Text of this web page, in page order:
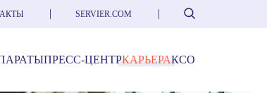
SERVIER.COM Поиск
ПРЕСС-ЦЕНТРКАРЬЕРАКСО